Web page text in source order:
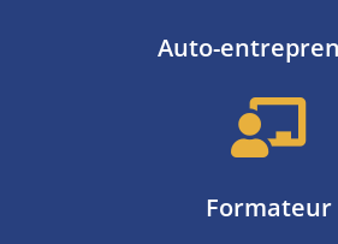
Auto-

Formateur